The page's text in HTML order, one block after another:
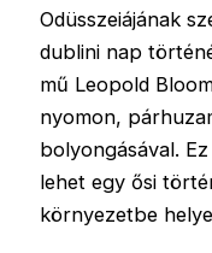
Odüsszeiájának
dublini nap
mű Leopold
nyomon,
bolyongásával.
lehet egy ősi
környezetbe